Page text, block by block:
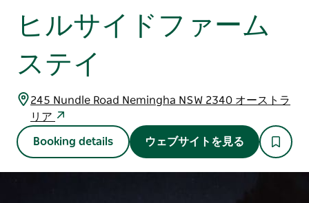
ヒルサイドファーム
ステイ
245 Nundle Road Nemingha NSW 2340 オーストラ
リア
Booking details ウェブサイトを見る